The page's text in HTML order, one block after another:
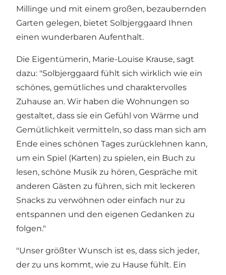
Millinge und mit einem großen, bezaubernden
Garten gelegen, bietet Solbjerggaard Ihnen
einen wunderbaren Aufenthalt.
Die Eigentümerin, Marie-Louise Krause, sagt
dazu: "Solbjerggaard fühlt sich wirklich wie ein
schönes, gemütliches und charaktervolles
Zuhause an. Wir haben die Wohnungen so
gestaltet, dass sie ein Gefühl von Wärme und
Gemütlichkeit vermitteln, so dass man sich am
Ende eines schönen Tages zurücklehnen kann,
um ein Spiel (Karten) zu spielen, ein Buch zu
lesen, schöne Musik zu hören, Gespräche mit
anderen Gästen zu führen, sich mit leckeren
Snacks zu verwöhnen oder einfach nur zu
entspannen und den eigenen Gedanken zu
folgen."
"Unser größter Wunsch ist es, dass sich jeder,
der zu uns kommt, wie zu Hause fühlt. Ein